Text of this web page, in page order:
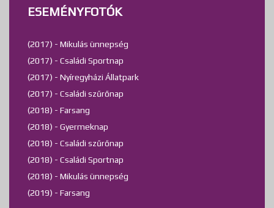
ESEMÉNYFOTÓK
(2017) - Mikulás ünnepség
(2017) - Családi Sportnap
(2017) - Nyíregyházi Állatpark
(2017) - Családi szűrőnap
(2018) - Farsang
(2018) - Gyermeknap
(2018) - Családi szűrőnap
(2018) - Családi Sportnap
(2018) - Mikulás ünnepség
(2019) - Farsang